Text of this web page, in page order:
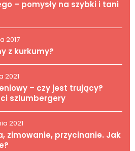
– pomysły na szybki i tani
2017
z kurkumy?
2021
– czy jest trujący?
szlumbergery
2021
zimowanie, przycinanie. Jak